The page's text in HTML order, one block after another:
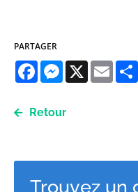
PARTAGER
FacebookMessenger
X Email
Retour
Trouvez un